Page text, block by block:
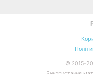
© 2015-